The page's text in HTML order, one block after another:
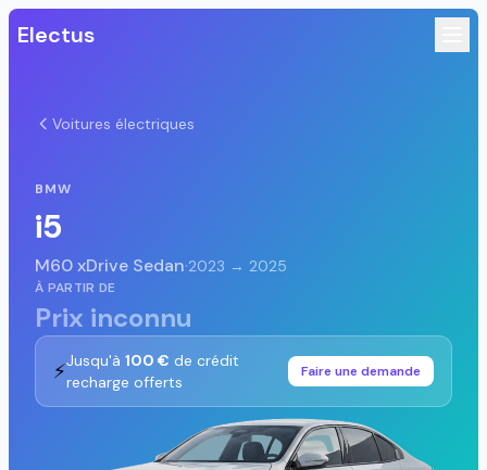
Electus
Voitures électriques
BMW
i5
M60 xDrive Sedan·2023 → 2025
À PARTIR DE
Prix inconnu
⚡Jusqu'à 100 € de crédit
recharge offerts
Faire une demande